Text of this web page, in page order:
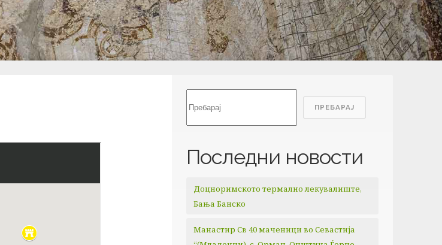
ПРЕБАРАЈ
Последни новости
Доцноримското термално лекувалиште,
Бања Банско
Манастир Св 40 маченици во Севастија